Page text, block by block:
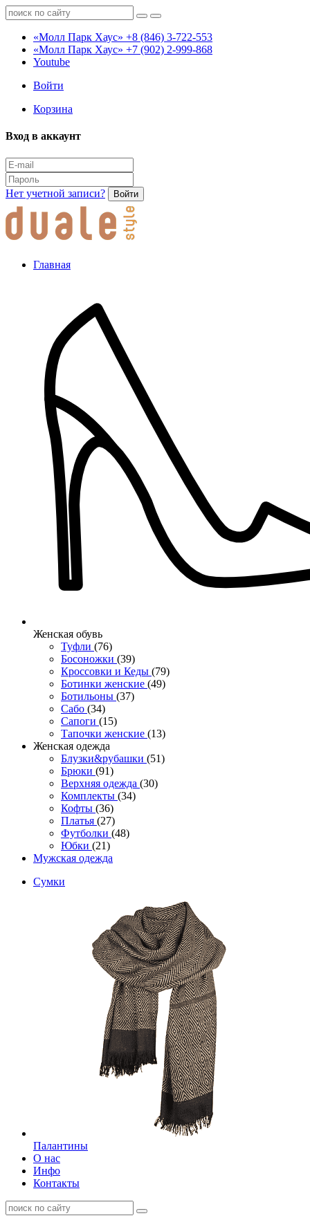
«Молл Парк Хаус» +8 (846) 3-722-553
«Молл Парк Хаус» +7 (902) 2-999-868
Youtube
Войти
Корзина
Вход в аккаунт
Нет учетной записи? Войти
Главная
Женcкая обувь
Туфли (76)
Босоножки (39)
Кроссовки и Кеды (79)
Ботинки женские (49)
Ботильоны (37)
Сабо (34)
Сапоги (15)
Тапочки женские (13)
Женская одежда
Блузки&рубашки (51)
Брюки (91)
Верхняя одежда (30)
Комплекты (34)
Кофты (36)
Платья (27)
Футболки (48)
Юбки (21)
Мужская одежда
Сумки
Палантины
О нас
Инфо
Контакты